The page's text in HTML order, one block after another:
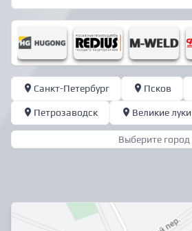
Санкт-Петербург Псков
Петрозаводск Великие луки
Выберите город